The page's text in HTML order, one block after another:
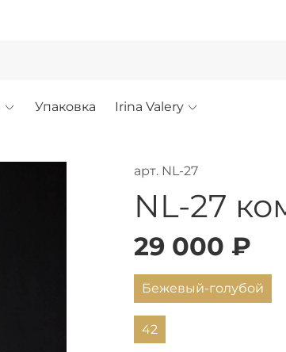
Упаковка
Irina Valery
арт. NL-27
NL-27
29 000 ₽
Бежевый-голубой
42